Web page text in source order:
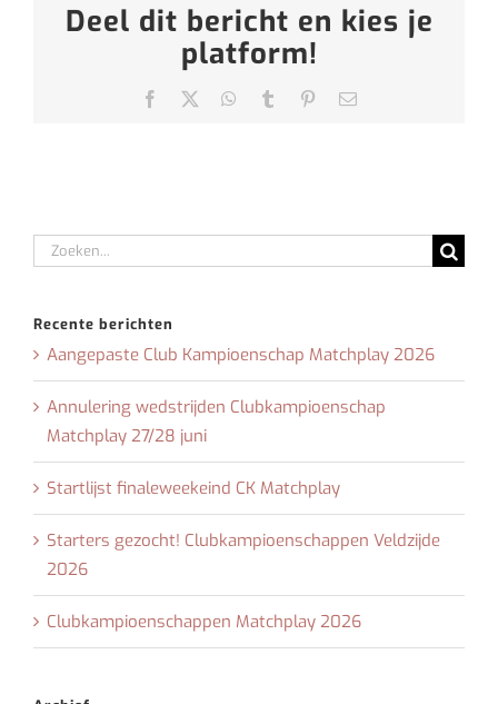
Deel dit bericht en kies je
platform!
Facebook WhatsApp
Tumblr Pinterest
E-
Zoeken
naar:
Recente berichten
Aangepaste Club Kampioenschap Matchplay 2026
Annulering wedstrijden Clubkampioenschap
Matchplay 27/28 juni
Startlijst finaleweekeind CK Matchplay
Starters gezocht! Clubkampioenschappen Veldzijde
2026
Clubkampioenschappen Matchplay 2026